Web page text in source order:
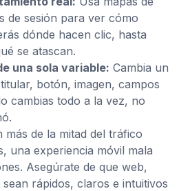
de sesión para ver cómo
dónde hacen clic, hasta
se atascan.
una sola variable: Cambia un
botón, imagen, campos
cambias todo a la vez, no
más de la mitad del tráfico
una experiencia móvil mala
Asegúrate de que web,
rápidos, claros e intuitivos